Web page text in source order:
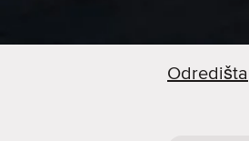
Odredišta